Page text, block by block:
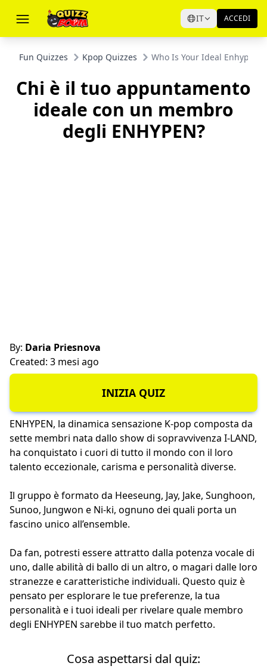
IT ACCEDI
Fun Quizzes Kpop Quizzes Who Is Your Ideal Enhypen
Chi è il tuo appuntamento
ideale con un membro
degli ENHYPEN?
By: Daria Priesnova
Created: 3 mesi ago
INIZIA QUIZ
ENHYPEN, la dinamica sensazione K-pop composta da
sette membri nata dallo show di sopravvivenza I-LAND,
ha conquistato i cuori di tutto il mondo con il loro
talento eccezionale, carisma e personalità diverse.
Il gruppo è formato da Heeseung, Jay, Jake, Sunghoon,
Sunoo, Jungwon e Ni-ki, ognuno dei quali porta un
fascino unico all’ensemble.
Da fan, potresti essere attratto dalla potenza vocale di
uno, dalle abilità di ballo di un altro, o magari dalle loro
stranezze e caratteristiche individuali. Questo quiz è
pensato per esplorare le tue preferenze, la tua
personalità e i tuoi ideali per rivelare quale membro
degli ENHYPEN sarebbe il tuo match perfetto.
Cosa aspettarsi dal quiz: